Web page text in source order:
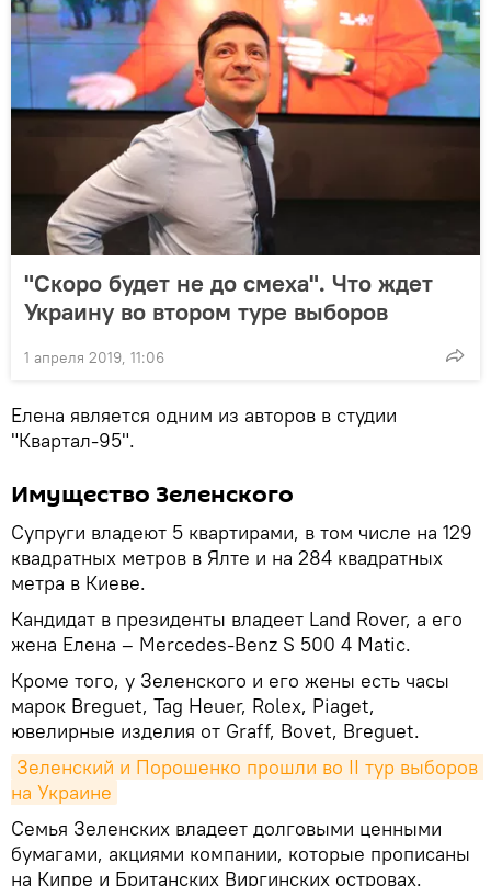
"Скоро будет не до смеха". Что ждет
Украину во втором туре выборов
1 апреля 2019, 11:06
Елена является одним из авторов в студии
"Квартал-95".
Имущество Зеленского
Супруги владеют 5 квартирами, в том числе на 129
квадратных метров в Ялте и на 284 квадратных
метра в Киеве.
Кандидат в президенты владеет Land Rover, а его
жена Елена – Mercedes-Benz S 500 4 Matic.
Кроме того, у Зеленского и его жены есть часы
марок Breguet, Tag Heuer, Roleх, Piaget,
ювелирные изделия от Graff, Bovet, Breguet.
Зеленский и Порошенко прошли во II тур выборов
на Украине
Семья Зеленских владеет долговыми ценными
бумагами, акциями компании, которые прописаны
на Кипре и Британских Виргинских островах.